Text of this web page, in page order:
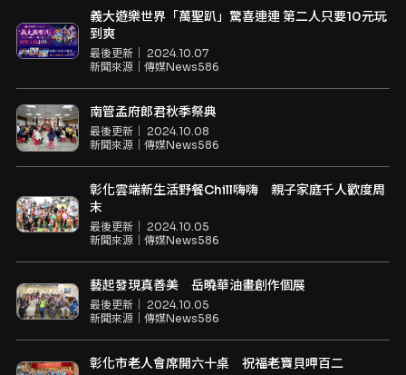
義大遊樂世界「萬聖趴」驚喜連連 第二人只要10元玩
到爽
最後更新｜ 2024.10.07
新聞來源｜ 傳媒News586
南管孟府郎君秋季祭典
最後更新｜ 2024.10.08
新聞來源｜ 傳媒News586
彰化雲端新生活野餐Chill嗨嗨 親子家庭千人歡度周
末
最後更新｜ 2024.10.05
新聞來源｜ 傳媒News586
藝起發現真善美 岳曉華油畫創作個展
最後更新｜ 2024.10.05
新聞來源｜ 傳媒News586
彰化市老人會席開六十桌 祝福老寶貝呷百二